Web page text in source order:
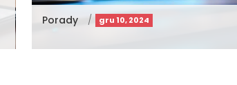
Porady / gru 10, 2024